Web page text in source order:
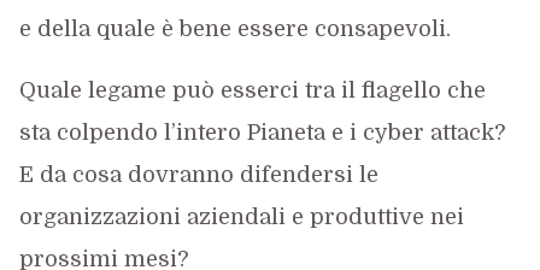
e della quale è bene essere consapevoli.
Quale legame può esserci tra il flagello che
sta colpendo l’intero Pianeta e i cyber attack?
E da cosa dovranno difendersi le
organizzazioni aziendali e produttive nei
prossimi mesi?